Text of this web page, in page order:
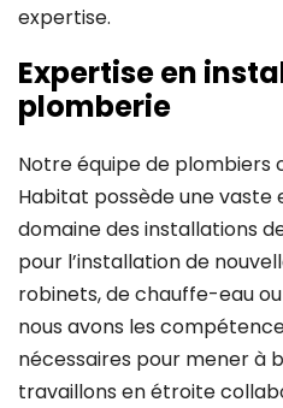
expertise.
Expertise en
plomberie
Notre équipe de plombiers
Habitat possède une vaste
domaine des installations
pour l’installation de
robinets, de chauffe-eau
nous avons les
nécessaires pour mener à
travaillons en étroite